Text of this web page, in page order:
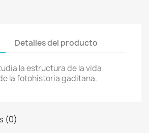
Detalles del producto
la estructura de la vida
la fotohistoria gaditana.
(0)